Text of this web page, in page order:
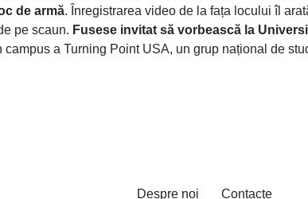
de armă. Înregistrarea video de la fața locului îl
pe scaun. Fusese invitat să vorbească la
campus a Turning Point USA, un grup național de
Despre noi Contacte